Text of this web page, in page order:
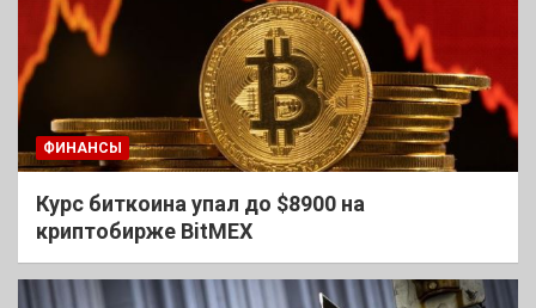
ФИНАНСЫ
Курс биткоина упал до $8900 на
криптобирже BitMEX